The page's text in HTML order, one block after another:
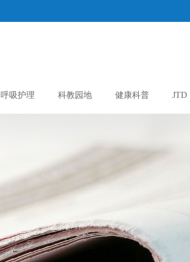
呼吸护理 科教园地 健康科普 JTD